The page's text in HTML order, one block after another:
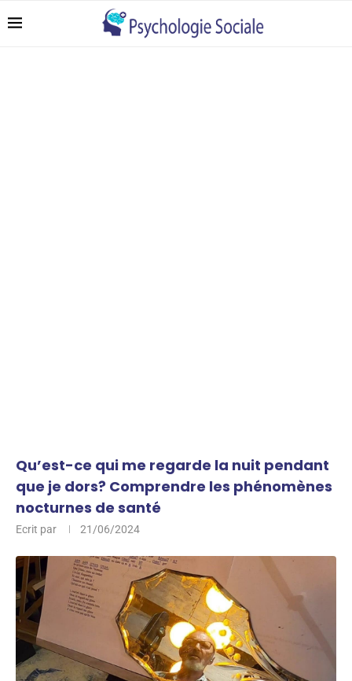
Qu’est-ce qui me regarde la nuit pendant
que je dors? Comprendre les phénomènes
nocturnes de santé
Ecrit par 21/06/2024